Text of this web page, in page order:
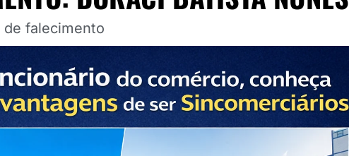
de falecimento